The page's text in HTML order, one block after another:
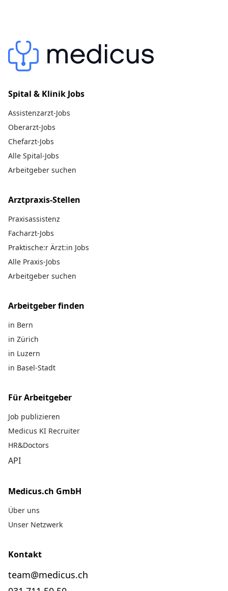
Spital & Klinik Jobs
Assistenzarzt-Jobs
Oberarzt-Jobs
Chefarzt-Jobs
Alle Spital-Jobs
Arbeitgeber suchen
Arztpraxis-Stellen
Praxisassistenz
Facharzt-Jobs
Praktische:r Ärzt:in Jobs
Alle Praxis-Jobs
Arbeitgeber suchen
Arbeitgeber finden
in Bern
in Zürich
in Luzern
in Basel-Stadt
Für Arbeitgeber
Job publizieren
Medicus KI Recruiter
HR&Doctors
API
Medicus.ch GmbH
Über uns
Unser Netzwerk
Kontakt
team@medicus.ch